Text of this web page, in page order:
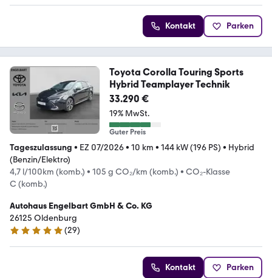
Kontakt Parken
Toyota Corolla Touring Sports
Hybrid Teamplayer Technik
33.290 €
19% MwSt.
Guter Preis
Tageszulassung • EZ 07/2026• 10 km • 144 kW (196 PS) • Hybrid
(Benzin/Elektro)
4,7 l/100km (komb.) • 105 g CO₂/km (komb.) • CO₂-Klasse
C (komb.)
Autohaus Engelbart GmbH & Co. KG
26125 Oldenburg
5 Sterne
(29)
Kontakt Parken